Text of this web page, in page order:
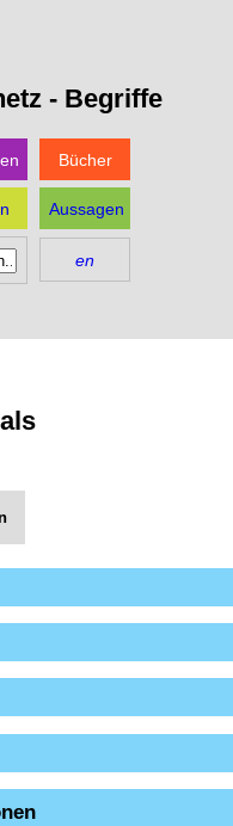
- Begriffe
Bücher
Aussagen
en